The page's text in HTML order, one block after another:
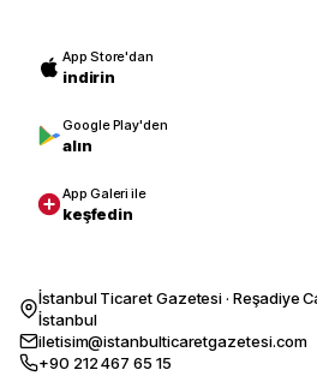
App Store'dan
indirin
Google Play'den
alın
App Galeri ile
keşfedin
İstanbul Ticaret Gazetesi · Reşadiye
İstanbul
iletisim@istanbulticaretgazetesi.com
+90 212 467 65 15